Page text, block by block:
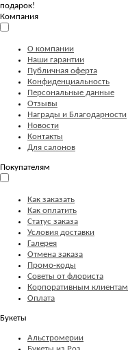
подарок!
Компания
О компании
Наши гарантии
Публичная оферта
Конфиденциальность
Персональные данные
Отзывы
Награды и Благодарности
Новости
Контакты
Для салонов
Покупателям
Как заказать
Как оплатить
Статус заказа
Условия доставки
Галерея
Отмена заказа
Промо-коды
Советы от флориста
Корпоративным клиентам
Оплата
Букеты
Альстромерии